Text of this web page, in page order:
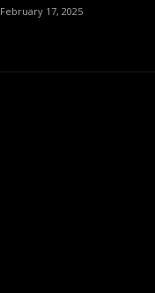
February 17, 2025